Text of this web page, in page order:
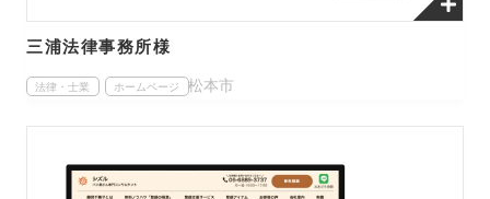
三浦法律事務所様
法律・士業 ホームページ 松本市